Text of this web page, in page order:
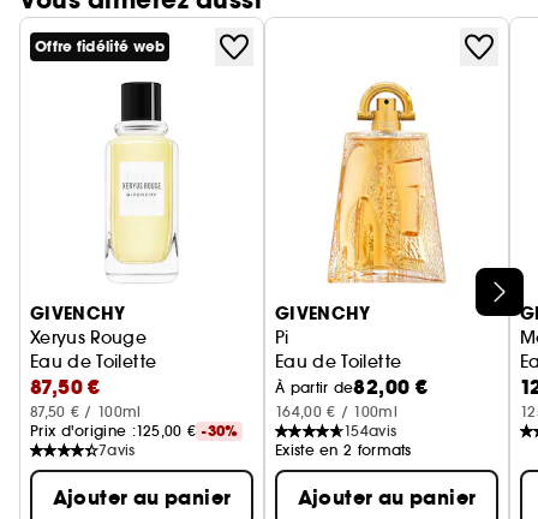
Ignorer le carrousel produits
Offre fidélité web
GIVENCHY
Xeryus Rouge
Eau de Toilette
87,50 €
87,50 € / 100ml
Prix d'origine :125,00 € -30%
7avis
Ajouter au panier
GIVENCHY
Pi
Eau de Toilette
À partir de82,00 €
164,00 € / 100ml
154avis
Existe en 2 formats
Ajouter au panier